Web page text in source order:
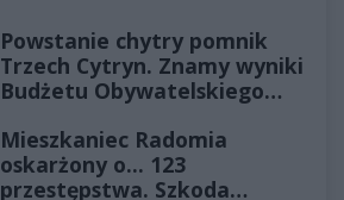
Powstanie chytry pomnik
Trzech Cytryn. Znamy wyniki
Budżetu Obywatelskiego
Mieszkaniec Radomia
oskarżony o... 123
przestępstwa. Szkoda